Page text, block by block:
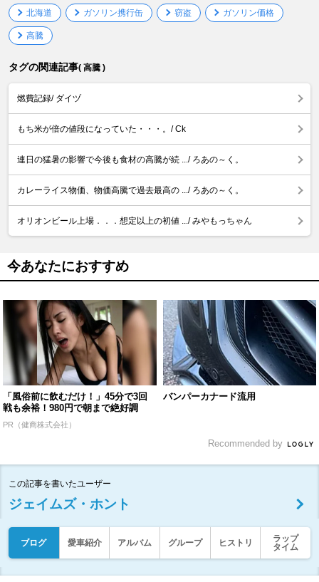
北海道 ガソリン携行缶 窃盗 ガソリン価格
高騰
タグの関連記事( 高騰 )
燃費記録/ ダイヅ
もち米が倍の値段になっていた・・・。/ Ck
連日の猛暑の影響で今後も食材の高騰が続 .../ ろあの～く。
カレーライス物価、物価高騰で過去最高の .../ ろあの～く。
オリオンビール上場．．．想定以上の初値 .../ みやもっちゃん
今あなたにおすすめ
「風俗前に飲むだけ！」45分で3回
戦も余裕！980円で朝まで絶好調
PR（健商株式会社）
バンパーカナード流用
Recommended by
この記事を書いたユーザー
ジェイムズ・ホント
ブログ 愛車紹介 アルバム グループ ヒストリ
ラップ
タイム